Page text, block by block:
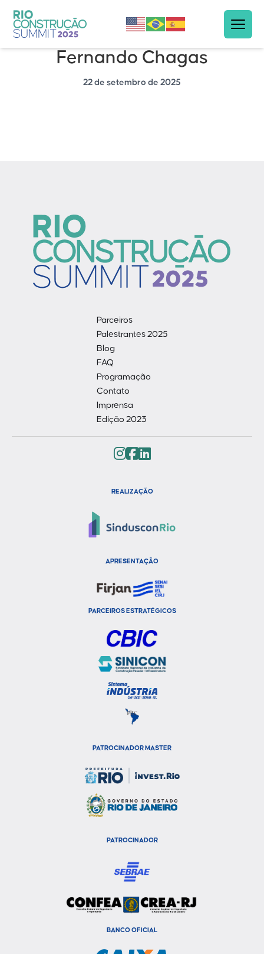
Fernando Chagas
22 de setembro de 2025
Parceiros
Palestrantes 2025
Blog
FAQ
Programação
Contato
Imprensa
Edição 2023
REALIZAÇÃO
APRESENTAÇÃO
PARCEIROS ESTRATÉGICOS
PATROCINADOR MASTER
PATROCINADOR
BANCO OFICIAL